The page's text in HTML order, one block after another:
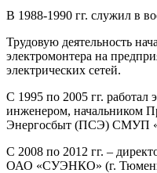
В 1988-1990 гг. служил в
Трудовую деятельность
электромонтера на
электрических сетей.
С 1995 по 2005 гг. работал
инженером, начальником
Энергосбыт (ПСЭ) СМУП
С 2008 по 2012 гг. –
ОАО «СУЭНКО» (г.